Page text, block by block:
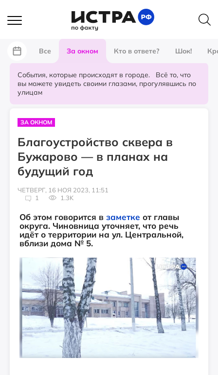
Все За окном Кто в ответе? Шок!
События, которые происходят в городе. Всё то, что
вы можете увидеть своими глазами, прогулявшись по
улицам
ЗА ОКНОМ
Благоустройство сквера в
Бужарово — в планах на
будущий год
ЧЕТВЕРГ, 16 НОЯ 2023, 11:51
1
1.3K
Об этом говорится в заметке от главы
округа. Чиновница уточняет, что речь
идёт о территории на ул. Центральной,
вблизи дома № 5.